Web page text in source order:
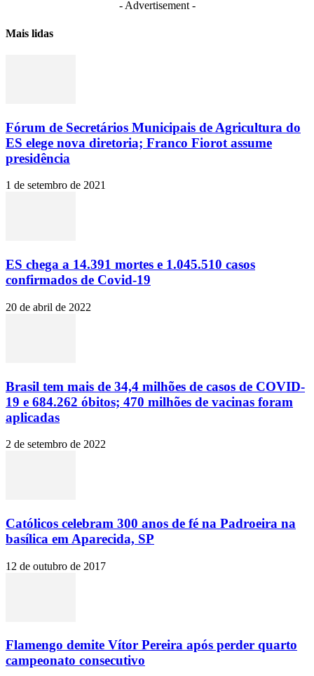
- Advertisement -
Mais lidas
Fórum de Secretários Municipais de Agricultura do
ES elege nova diretoria; Franco Fiorot assume
presidência
1 de setembro de 2021
ES chega a 14.391 mortes e 1.045.510 casos
confirmados de Covid-19
20 de abril de 2022
Brasil tem mais de 34,4 milhões de casos de COVID-
19 e 684.262 óbitos; 470 milhões de vacinas foram
aplicadas
2 de setembro de 2022
Católicos celebram 300 anos de fé na Padroeira na
basílica em Aparecida, SP
12 de outubro de 2017
Flamengo demite Vítor Pereira após perder quarto
campeonato consecutivo